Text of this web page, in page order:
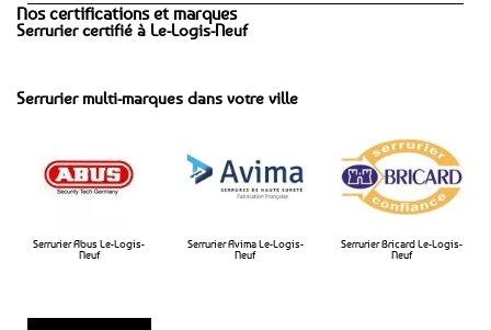
Nos certifications et marques
Serrurier certifié à Le-Logis-Neuf
Serrurier multi-marques dans votre ville
Serrurier Abus Le-Logis-
Neuf
Serrurier Avima Le-Logis-
Neuf​
Serrurier Bricard Le-Logis-
Neuf​